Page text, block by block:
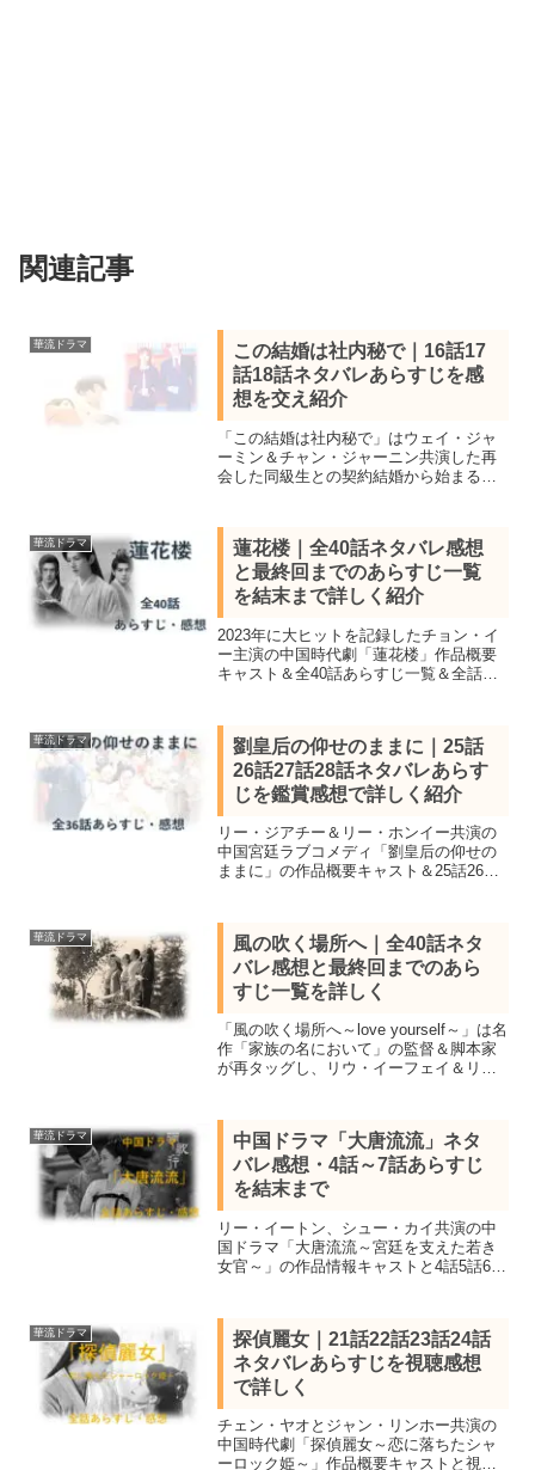
関連記事
華流ドラマ
この結婚は社内秘で｜16話17
話18話ネタバレあらすじを感
想を交え紹介
「この結婚は社内秘で」はウェイ・ジャ
ーミン＆チャン・ジャーニン共演した再
会した同級生との契約結婚から始まる中
ト、16話17話18話をネタバレ感想で詳し
く紹介します。
華流ドラマ
蓮花楼｜全40話ネタバレ感想
と最終回までのあらすじ一覧
を結末まで詳しく紹介
2023年に大ヒットを記録したチョン・イ
ー主演の中国時代劇「蓮花楼」作品概要
キャスト＆全40話あらすじ一覧＆全話視
がらも次第に強い絆で結ばれ成長してい
く物語
華流ドラマ
劉皇后の仰せのままに｜25話
26話27話28話ネタバレあらす
じを鑑賞感想で詳しく紹介
リー・ジアチー＆リー・ホンイー共演の
中国宮廷ラブコメディ「劉皇后の仰せの
ままに」の作品概要キャスト＆25話26話
と皇后と呼ばれた2人が最高のカップルに
なるまで。
華流ドラマ
風の吹く場所へ｜全40話ネタ
バレ感想と最終回までのあら
すじ一覧を詳しく
「風の吹く場所へ～love yourself～」は名
作「家族の名において」の監督＆脚本家
が再タッグし、リウ・イーフェイ＆リ
話結末までネタバレ感想で詳しく紹介
華流ドラマ
中国ドラマ「大唐流流」ネタ
バレ感想・4話～7話あらすじ
を結末まで
リー・イートン、シュー・カイ共演の中
国ドラマ「大唐流流～宮廷を支えた若き
女官～」の作品情報キャストと4話5話6話
や権力闘争に巻き込まれながら成長して
いく人間ドラマ
華流ドラマ
探偵麗女｜21話22話23話24話
ネタバレあらすじを視聴感想
で詳しく
チェン・ヤオとジャン・リンホー共演の
中国時代劇「探偵麗女～恋に落ちたシャ
ーロック姫～」作品概要キャストと視聴